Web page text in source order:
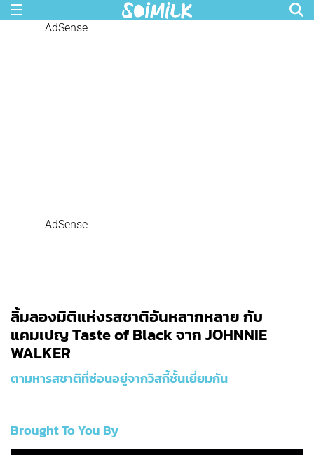
AdSense
AdSense
ลิ้มลองมิติแห่งรสชาติอันหลากหลาย กับ
แคมเปญ Taste of Black จาก JOHNNIE
WALKER
ตามหารสชาติที่ซ่อนอยู่จากวิสกี้ชั้นเยี่ยมกัน
Brought To You By